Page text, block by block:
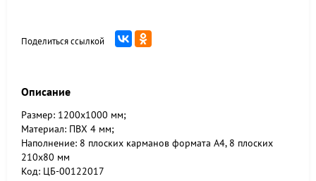
Поделиться ссылкой
Описание
Размер: 1200х1000 мм;
Материал: ПВХ 4 мм;
Наполнение: 8 плоских карманов формата А4, 8 плоских
210х80 мм
Код: ЦБ-00122017